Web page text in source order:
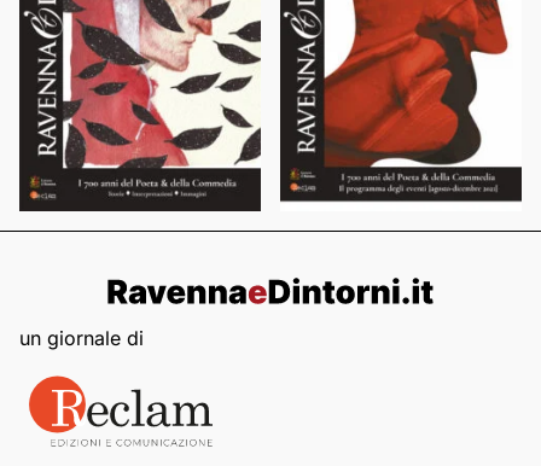
un giornale di